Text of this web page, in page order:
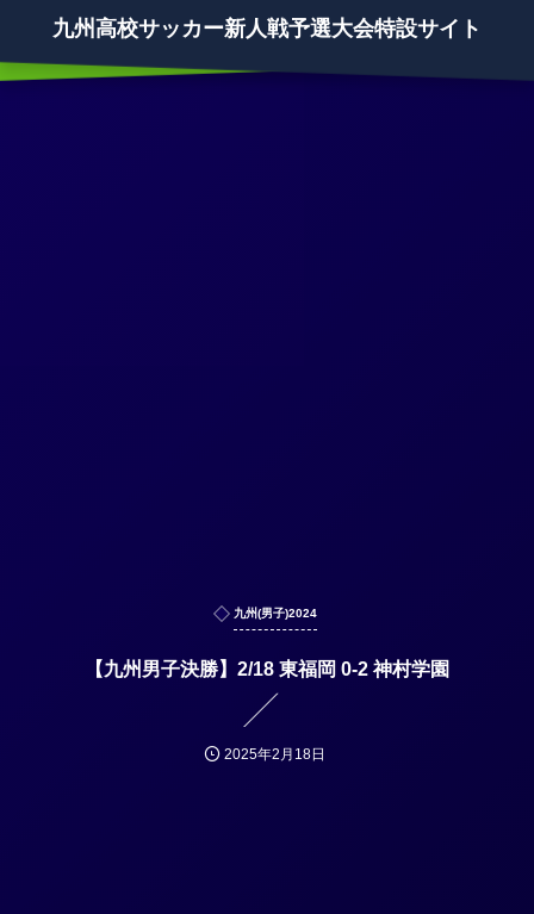
九州高校サッカー新人戦予選大会特設サイト
九州(男子)2024
【九州男子決勝】2/18 東福岡 0-2 神村学園
2025年2月18日